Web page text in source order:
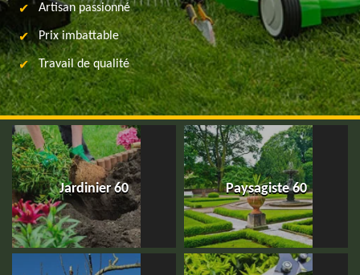
Artisan passionné
Prix imbattable
Travail de qualité
Jardinier 60 Paysagiste 60